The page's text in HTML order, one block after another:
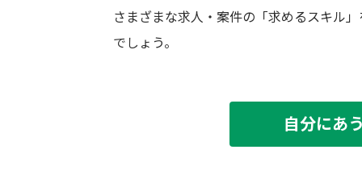
さまざまな求人・案件の「求めるスキル
でしょう。
自分にあ